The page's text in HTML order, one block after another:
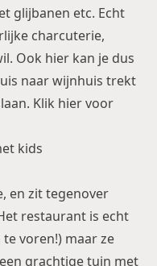
glijbanen etc. Echt
charcuterie,
Ook hier kan je dus
naar wijnhuis trekt
Klik hiervoor
en zit tegenover
restaurant is echt
voren!) maar ze
grachtige tuin met